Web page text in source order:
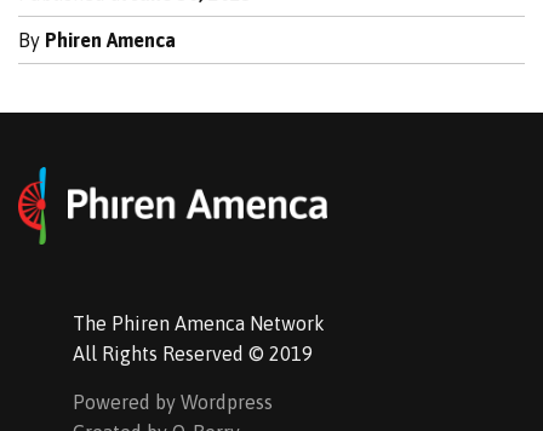
By Phiren Amenca
The Phiren Amenca Network
All Rights Reserved © 2019
Powered by Wordpress